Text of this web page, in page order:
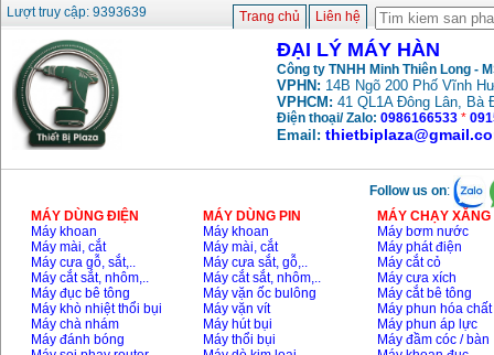
Máy hàn que điện tử
Hồng ký HK 200Z
Bình khí Co2, chai khí
co2 hàn Mig
Giá:1750000
Hero AFT 300 AC/DC
Giá: 50500000
Máy hàn que điện tử
KenMax ARC 315
Giá:3550000VND
Lượt truy cập: 9393639
Trang chủ Liên hệ
ĐẠI LÝ MÁY HÀN
Công ty TNHH Minh Thiên Long -
VPHN: 14B Ngõ 200 Phố Vĩnh
VPHCM: 41 QL1A Đông Lân, Bà
Điện thoại/ Zalo: 0986166533 *
Email:
Follow us on:
MÁY DÙNG ĐIỆN
Máy khoan
Máy mài, cắt
Máy cưa gỗ, sắt,..
Máy cắt sắt, nhôm,..
Máy đục bê tông
Máy khò nhiệt thổi bụi
Máy chà nhám
Máy đánh bóng
MÁY DÙNG PIN
Máy khoan
Máy mài, cắt
Máy cưa sắt, gỗ,..
Máy cắt sắt, nhôm,..
Máy vặn ốc bulông
Máy vặn vít
Máy hút bụi
Máy thổi bụi
MÁY CHẠY
Máy bơm nước
Máy phát điện
Máy cắt cỏ
Máy cưa xích
Máy cắt bê tông
Máy phun hóa chất
Máy phun áp lực
Máy đầm cóc / bàn